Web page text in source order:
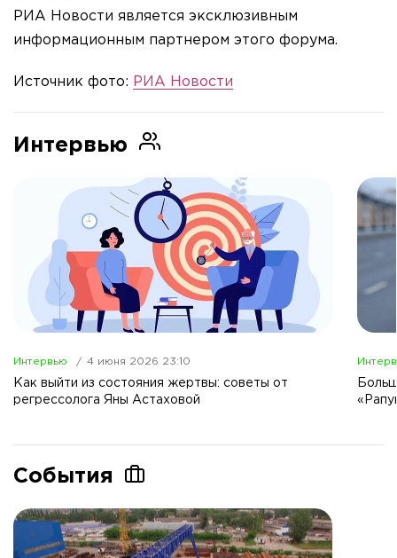
РИА Новости является эксклюзивным
информационным партнером этого форума.
Источник фото: РИА Новости
Интервью
Интервью 4 июня 2026 23:10
Как выйти из состояния жертвы: советы от
регрессолога Яны Астаховой
События